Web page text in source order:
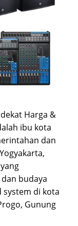
Harga &
ibu kota
dan
budaya
system di kota
Gunung